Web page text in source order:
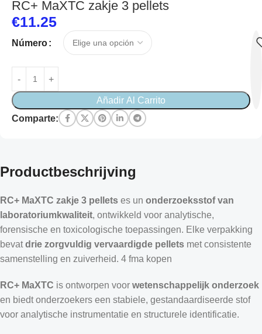
RC+ MaXTC zakje 3 pellets
€11.25
Número
Añadir Al Carrito
Comparte:
Productbeschrijving
RC+ MaXTC zakje 3 pellets es un onderzoeksstof van
laboratoriumkwaliteit, ontwikkeld voor analytische,
forensische en toxicologische toepassingen. Elke verpakking
bevatdrie zorgvuldig vervaardigde pellets met consistente
samenstelling en zuiverheid. 4 fma kopen
RC+ MaXTC is ontworpen voor wetenschappelijk onderzoek
en biedt onderzoekers een stabiele, gestandaardiseerde stof
voor analytische instrumentatie en structurele identificatie.